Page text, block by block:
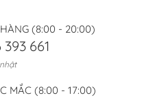
(8:00 - 20:00)
661
MẮC (8:00 - 17:00)